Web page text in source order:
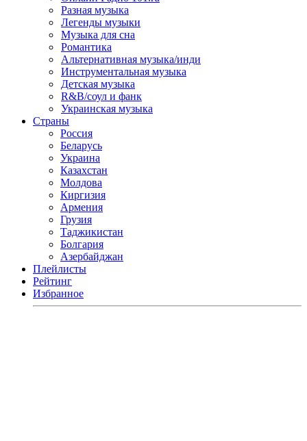
Разная музыка
Легенды музыки
Музыка для сна
Романтика
Альтернативная музыка/инди
Инструментальная музыка
Детская музыка
R&B/cоул и фанк
Украинская музыка
Страны
Россия
Беларусь
Украина
Казахстан
Молдова
Киргизия
Армения
Грузия
Таджикистан
Болгария
Азербайджан
Плейлисты
Рейтинг
Избранное